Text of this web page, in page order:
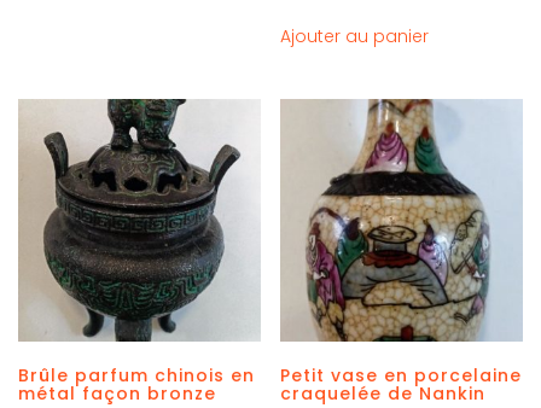
Ajouter au panier
Brûle parfum chinois en
métal façon bronze
Petit vase en porcelaine
craquelée de Nankin